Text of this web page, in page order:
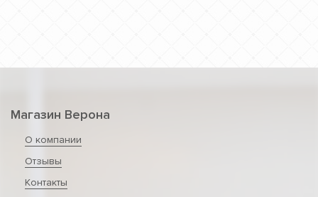
Магазин Верона
О компании
Отзывы
Контакты